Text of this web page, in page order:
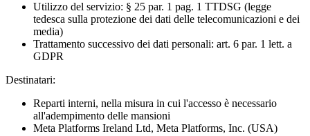
Utilizzo del servizio: § 25 par. 1 pag. 1 TTDSG (legge
tedesca sulla protezione dei dati delle telecomunicazioni e dei
media)
Trattamento successivo dei dati personali: art. 6 par. 1 lett. a
GDPR
Destinatari:
Reparti interni, nella misura in cui l'accesso è necessario
all'adempimento delle mansioni
Meta Platforms Ireland Ltd, Meta Platforms, Inc. (USA)